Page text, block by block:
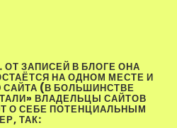
ЗАПИСЕЙ В БЛОГЕ ОНА
НА ОДНОМ МЕСТЕ И
(В БОЛЬШИНСТВЕ
ВЛАДЕЛЬЦЫ САЙТОВ
О СЕБЕ ПОТЕНЦИАЛЬНЫМ
ТАК: